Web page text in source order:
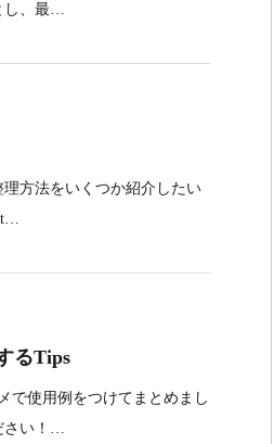
し、最…
方法をいくつか紹介したい
るTips
で使用例をつけてまとめまし
さい！…